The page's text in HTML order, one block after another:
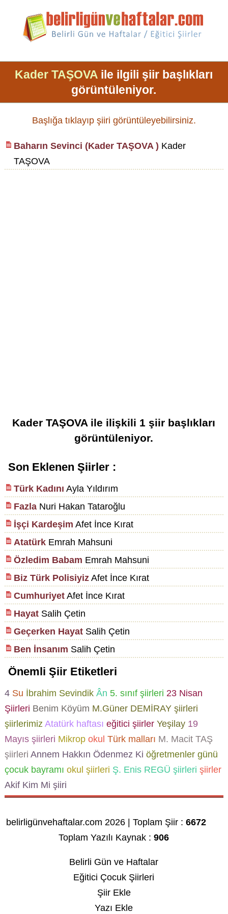
Kader TAŞOVA ile ilgili şiir başlıkları
görüntüleniyor.
Başlığa tıklayıp şiiri görüntüleyebilirsiniz.
Baharın Sevinci (Kader TAŞOVA ) Kader
TAŞOVA
Kader TAŞOVA ile ilişkili 1 şiir başlıkları
görüntüleniyor.
Son Eklenen Şiirler :
Türk Kadını Ayla Yıldırım
FazlaNuri Hakan Tataroğlu
İşçi Kardeşim Afet İnce Kırat
AtatürkEmrah Mahsuni
Özledim Babam Emrah Mahsuni
Biz Türk PolisiyizAfet İnce Kırat
CumhuriyetAfet İnce Kırat
HayatSalih Çetin
Geçerken HayatSalih Çetin
Ben İnsanım Salih Çetin
Önemli Şiir Etiketleri
4 Su İbrahim Sevindik Ân 5. sınıf şiirleri 23 Nisan
Şiirleri Benim Köyüm M.Güner DEMİRAY şiirleri
şiirlerimiz Atatürk haftası eğitici şiirler Yeşilay 19
Mayıs şiirleri Mikrop okul Türk malları M. Macit TAŞ
şiirleri Annem Hakkın Ödenmez Ki öğretmenler günü
çocuk bayramı okul şiirleri Ş. Enis REGÜ şiirleri şiirler
Akif Kim Mi şiiri
belirligünvehaftalar.com 2026 | Toplam Şiir :6672
Toplam Yazılı Kaynak :906
Belirli Gün ve Haftalar
Eğitici Çocuk Şiirleri
Şiir Ekle
Yazı Ekle